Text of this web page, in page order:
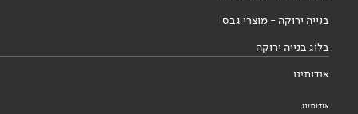
בנייה ירוקה - מוצרי גבס
בלוג בנייה ירוקה
אודותינו
אודותינו